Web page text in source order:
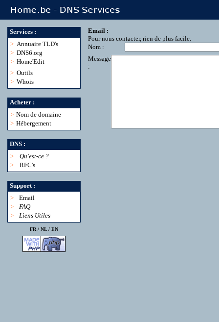
Services :
> Annuaire TLD's
> DNS6.org
> Home'Edit
> Outils
> Whois
Acheter :
> Nom de domaine
> Hébergement
DNS :
>
Qu'est-ce ?
>
RFC's
Support :
>
Email
>
FAQ
>
Liens Utiles
FR / NL/ EN
Email :
Pour nous contacter, rien de plus facile.
Nom :
Message
: